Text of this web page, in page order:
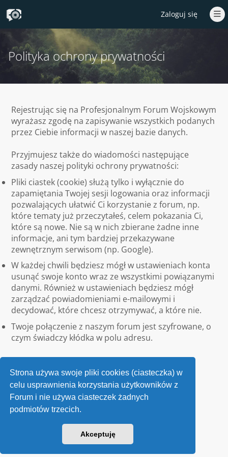
Strona używa swoje pliki cookies (ciasteczka) w
celu usprawnienia korzystania użytkowników z
Forum i nie używa ciasteczek żadnych
podmiotów trzecich.
Akceptuję
Zaloguj się
Polityka ochrony prywatności
Rejestrując się na Profesjonalnym Forum Wojskowym
wyrażasz zgodę na zapisywanie wszystkich podanych
przez Ciebie informacji w naszej bazie danych.
Przyjmujesz także do wiadomości następujące
zasady naszej polityki ochrony prywatności:
Pliki ciastek (cookie) służą tylko i wyłącznie do
zapamiętania Twojej sesji logowania oraz informacji
pozwalających ułatwić Ci korzystanie z forum, np.
które tematy już przeczytałeś, celem pokazania Ci,
które są nowe. Nie są w nich zbierane żadne inne
informacje, ani tym bardziej przekazywane
zewnętrznym serwisom (np. Google).
W każdej chwili będziesz mógł w ustawieniach konta
usunąć swoje konto wraz ze wszystkimi powiązanymi
danymi. Również w ustawieniach będziesz mógł
zarządzać powiadomieniami e-mailowymi i
decydować, które chcesz otrzymywać, a które nie.
Twoje połączenie z naszym forum jest szyfrowane, o
czym świadczy kłódka w polu adresu.
v118